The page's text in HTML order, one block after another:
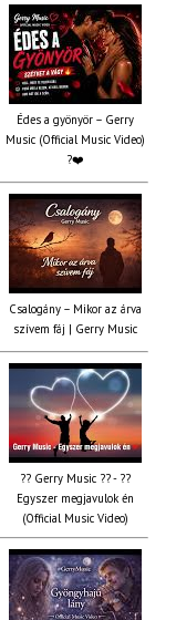
Édes a gyönyör – Gerry
Music (Official Music Video)
?❤️
Csalogány – Mikor az árva
szívem fáj | Gerry Music
?? Gerry Music ?? - ??
Egyszer megjavulok én
(Official Music Video)